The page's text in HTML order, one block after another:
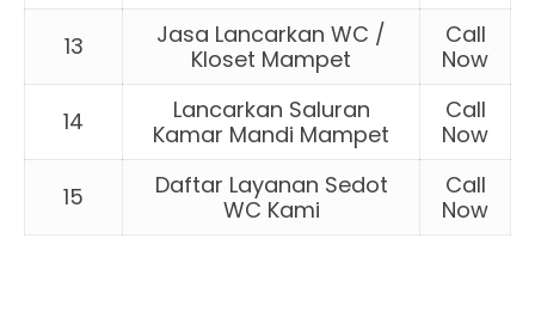
13
Jasa Lancarkan WC /
Kloset Mampet
Call
Now
14
Lancarkan Saluran
Kamar Mandi Mampet
Call
Now
15
Daftar Layanan Sedot
WC Kami
Call
Now